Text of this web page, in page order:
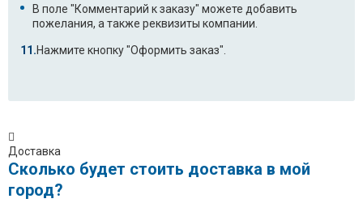
В поле "Комментарий к заказу" можете добавить
пожелания, а также реквизиты компании.
Нажмите кнопку "Оформить заказ".
Доставка
Сколько будет стоить доставка в мой
город?